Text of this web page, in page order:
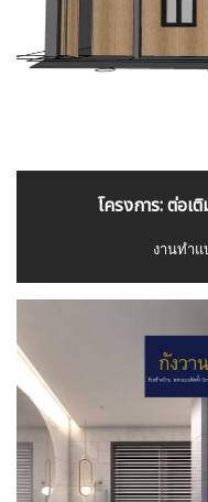
โครงการ: ต่อเ
งานทำแ